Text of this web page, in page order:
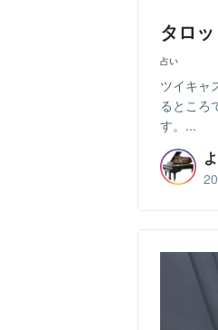
タロ
占い
ツイキャ
るところ
す。...